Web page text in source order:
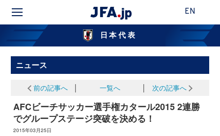
EN
日本代表
ニュース
前の記事へ 一覧へ 次の記事へ
AFCビーチサッカー選手権カタール2015 2連勝
でグループステージ突破を決める！
2015年03月25日